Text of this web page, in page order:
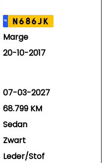
NL N686JK
Marge
20-10-2017
07-03-2027
68.799 KM
Sedan
Zwart
Leder/Stof